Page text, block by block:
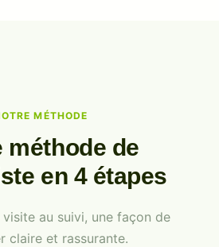
MÉTHODE
méthode de
en 4 étapes
au suivi, une façon de
claire et rassurante.